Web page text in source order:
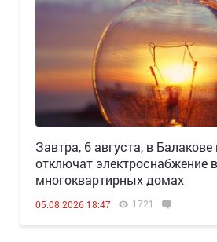
Завтра, 6 августа, в Балакове
отключат электроснабжение
многоквартирных домах
05.08.2026 18:47 1721